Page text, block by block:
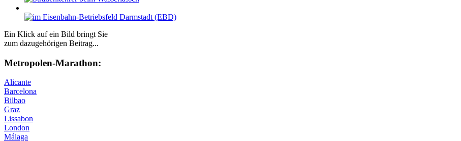
Ein Klick auf ein Bild bringt Sie
zum dazugehörigen Beitrag...
Me­tro­po­len-Ma­ra­thon:
Alicante
Barcelona
Bilbao
Graz
Lissabon
London
Málaga